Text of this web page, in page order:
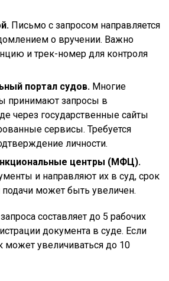
Письмо с запросом направляется
о вручении. Важно
и трек-номер для контроля
портал судов. Многие
принимают запросы в
через государственные сайты
сервисы. Требуется
личности.
центры (МФЦ).
и направляют их в суд, срок
подачи может быть увеличен.
составляет до 5 рабочих
документа в суде. Если
может увеличиваться до 10